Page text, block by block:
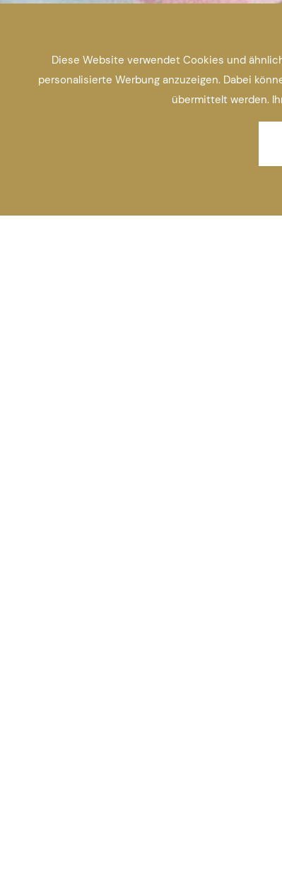
Diese Website verwendet Cookies und
personalisierte Werbung anzuzeigen. Dabei
übermittelt werden.